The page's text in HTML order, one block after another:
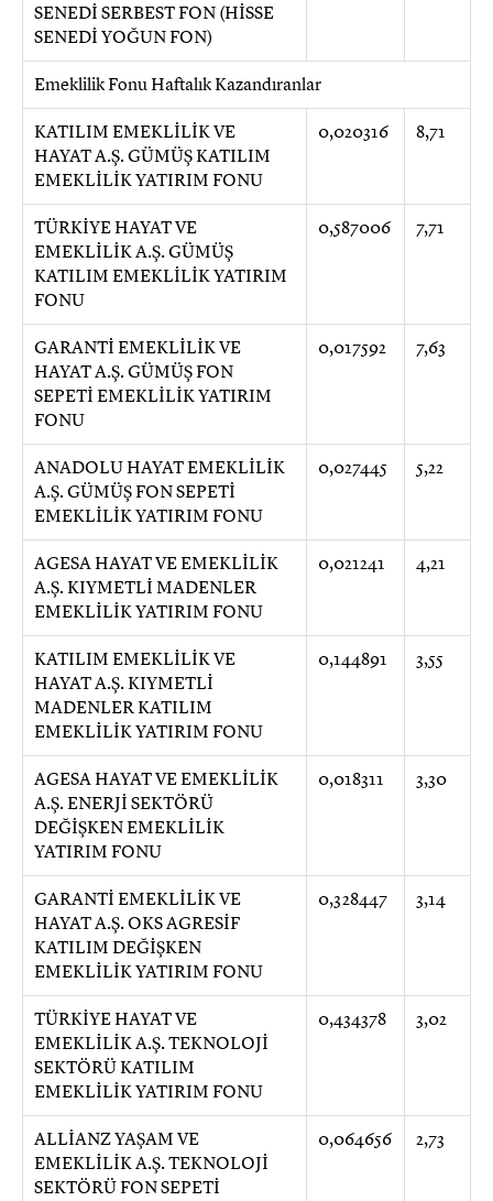
SENEDİ SERBEST FON (HİSSE
SENEDİ YOĞUN FON)
Emeklilik Fonu Haftalık Kazandıranlar
KATILIM EMEKLİLİK VE
HAYAT A.Ş. GÜMÜŞ KATILIM
EMEKLİLİK YATIRIM FONU
0,020316 8,71
TÜRKİYE HAYAT VE
EMEKLİLİK A.Ş. GÜMÜŞ
KATILIM EMEKLİLİK YATIRIM
FONU
0,587006 7,71
GARANTİ EMEKLİLİK VE
HAYAT A.Ş. GÜMÜŞ FON
SEPETİ EMEKLİLİK YATIRIM
FONU
0,017592 7,63
ANADOLU HAYAT EMEKLİLİK
A.Ş. GÜMÜŞ FON SEPETİ
EMEKLİLİK YATIRIM FONU
0,027445 5,22
AGESA HAYAT VE EMEKLİLİK
A.Ş. KIYMETLİ MADENLER
EMEKLİLİK YATIRIM FONU
0,021241 4,21
KATILIM EMEKLİLİK VE
HAYAT A.Ş. KIYMETLİ
MADENLER KATILIM
EMEKLİLİK YATIRIM FONU
0,144891 3,55
AGESA HAYAT VE EMEKLİLİK
A.Ş. ENERJİ SEKTÖRÜ
DEĞİŞKEN EMEKLİLİK
YATIRIM FONU
0,018311 3,30
GARANTİ EMEKLİLİK VE
HAYAT A.Ş. OKS AGRESİF
KATILIM DEĞİŞKEN
EMEKLİLİK YATIRIM FONU
0,328447 3,14
TÜRKİYE HAYAT VE
EMEKLİLİK A.Ş. TEKNOLOJİ
SEKTÖRÜ KATILIM
EMEKLİLİK YATIRIM FONU
0,434378 3,02
ALLİANZ YAŞAM VE
EMEKLİLİK A.Ş. TEKNOLOJİ
SEKTÖRÜ FON SEPETİ
0,064656 2,73